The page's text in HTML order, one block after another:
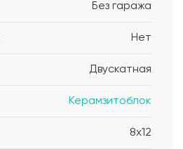
Без гаража
Нет
Двускатная
Керамзитоблок
8x12